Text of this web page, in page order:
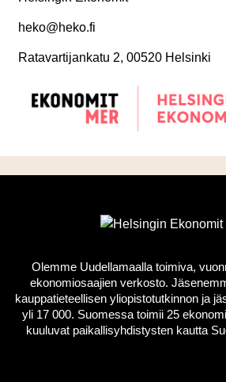
heko@heko.fi
Ratavartijankatu 2, 00520 Helsinki
Olemme Uudellamaalla toimiva,
ekonomiosaajien verkosto.
kauppatieteellisen yliopistotutkinnon ja
yli 17 000. Suomessa toimii 25
kuuluvat paikallisyhdistysten kautta